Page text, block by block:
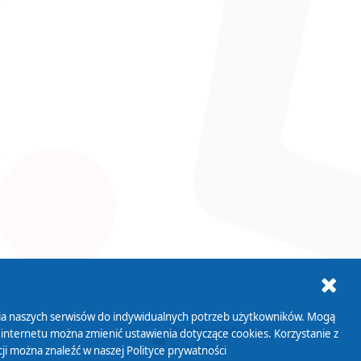
Biuletyn Informacji
Publicznej
naszych serwisów do indywidualnych potrzeb użytkowników. Mogą
można zmienić ustawienia dotyczące cookies. Korzystanie z
można znaleźć w naszej Polityce prywatności